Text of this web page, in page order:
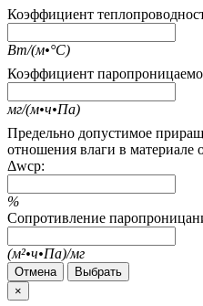
Коэффициент
Вт/(м•°С)
Коэффициент
мг/(м•ч•Па)
Предельно допустимое
отношения влаги в
Δwcp:
%
Сопротивление
(м²•ч•Па)/мг
Отмена
Выбрать
×